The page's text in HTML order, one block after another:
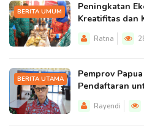
BERITA UMUM
Peningkatan
Kreatifitas dan
Ratna
BERITA UTAMA
Pemprov
Pendaftaran
Rayendi